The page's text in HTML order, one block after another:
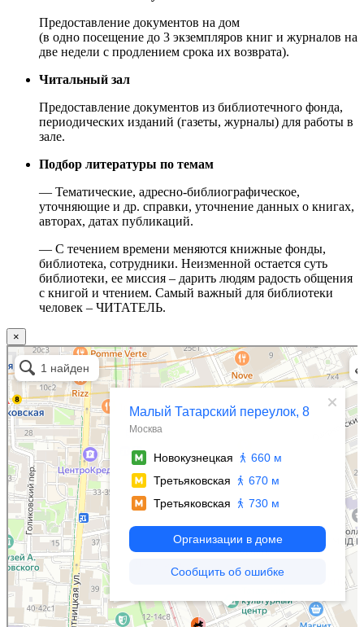
Предоставление документов на дом
(в одно посещение до 3 экземпляров книг и журналов на
две недели с продлением срока их возврата).
Читальный зал
Предоставление документов из библиотечного фонда,
периодических изданий (газеты, журналы) для работы в
зале.
Подбор литературы по темам
— Тематические, адресно-библиографическое,
уточняющие и др. справки, уточнение данных о книгах,
авторах, датах публикаций.
— С течением времени меняются книжные фонды,
библиотека, сотрудники. Неизменной остается суть
библиотеки, ее миссия – дарить людям радость общения
с книгой и чтением. Самый важный для библиотеки
человек – ЧИТАТЕЛЬ.
×
Москва
Малый Татарский переулок, 8 на карте Москвы, ближайшее метро Новокузнецкая —
Яндекс.Карты